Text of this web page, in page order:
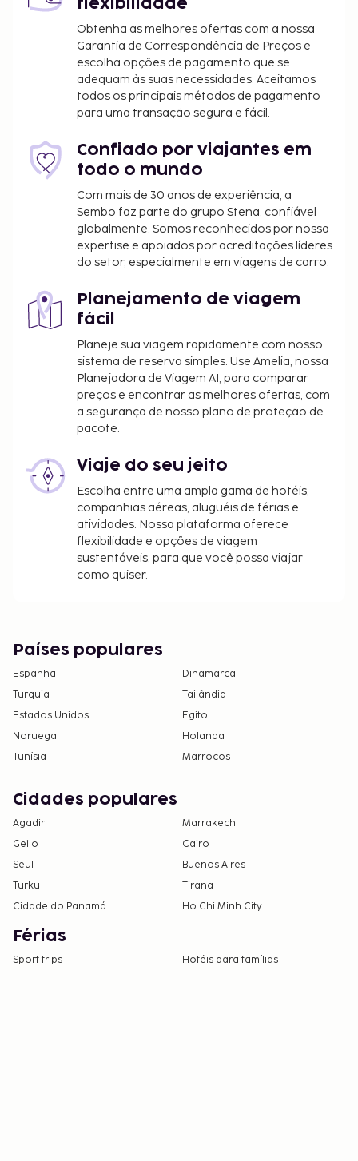
flexibilidade
Obtenha as melhores ofertas com a nossa
Garantia de Correspondência de Preços e
escolha opções de pagamento que se
adequam às suas necessidades. Aceitamos
todos os principais métodos de pagamento
para uma transação segura e fácil.
Confiado por viajantes em
todo o mundo
Com mais de 30 anos de experiência, a
Sembo faz parte do grupo Stena, confiável
globalmente. Somos reconhecidos por nossa
expertise e apoiados por acreditações líderes
do setor, especialmente em viagens de carro.
Planejamento de viagem
fácil
Planeje sua viagem rapidamente com nosso
sistema de reserva simples. Use Amelia, nossa
Planejadora de Viagem AI, para comparar
preços e encontrar as melhores ofertas, com
a segurança de nosso plano de proteção de
pacote.
Viaje do seu jeito
Escolha entre uma ampla gama de hotéis,
companhias aéreas, aluguéis de férias e
atividades. Nossa plataforma oferece
flexibilidade e opções de viagem
sustentáveis, para que você possa viajar
como quiser.
Países populares
Espanha
Dinamarca
Turquia
Tailândia
Estados Unidos
Egito
Noruega
Holanda
Tunísia
Marrocos
Cidades populares
Agadir
Marrakech
Geilo
Cairo
Seul
Buenos Aires
Turku
Tirana
Cidade do Panamá
Ho Chi Minh City
Férias
Sport trips Hotéis para famílias